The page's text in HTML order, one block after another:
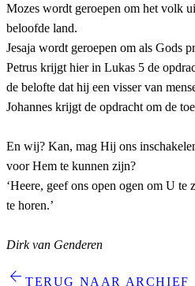
Mozes wordt geroepen om het volk
beloofde land.
Jesaja wordt geroepen om als Gods
Petrus krijgt hier in Lukas 5 de
de belofte dat hij een visser van
Johannes krijgt de opdracht om de
En wij? Kan, mag Hij ons
voor Hem te kunnen zijn?
‘Heere, geef ons open ogen om U
te horen.’
Dirk van Genderen
arrow_back TERUG NAAR ARCHIEF